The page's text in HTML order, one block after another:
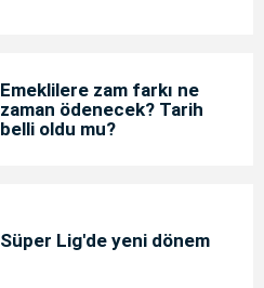
Emeklilere zam farkı ne
zaman ödenecek? Tarih
belli oldu mu?
Süper Lig'de yeni dönem